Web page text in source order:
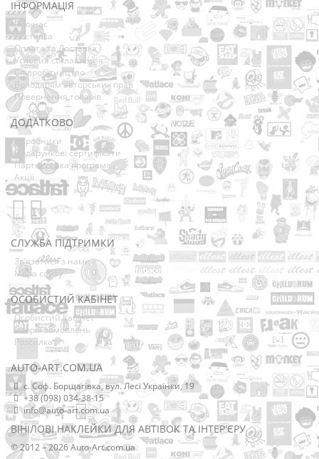
ІНФОРМАЦІЯ
Про нас
Доставка
Оплата та Доставка
Условия соглашения
Співробітництво
Володарям авторських прав
Повернення товарів
ДОДАТКОВО
Виробники
Подарункові сертифікати
Партнерська програма
Акції
СЛУЖБА ПІДТРИМКИ
Зв’язатися з нами
Мапа сайту
ОСОБИСТИЙ КАБІНЕТ
Особистий Кабінет
Історія замовлень
Розсилка
AUTO-ART.COM.UA
с. Соф. Борщагівка, вул. Лесі Українки, 19
+38 (098) 034-38-15
info@auto-art.com.ua
ВІНІЛОВІ НАКЛЕЙКИ ДЛЯ АВТІВОК ТА ІНТЕР'ЄРУ
© 2012 – 2026 Auto-Art.com.ua